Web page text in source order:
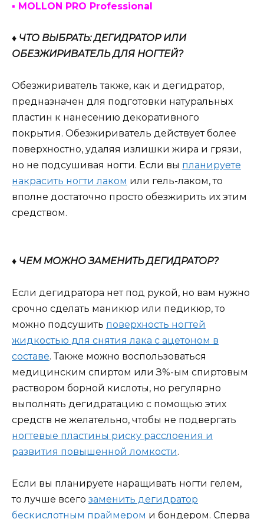
▪ MOLLON PRO Professional
♦ ЧТО ВЫБРАТЬ: ДЕГИДРАТОР ИЛИ
ОБЕЗЖИРИВАТЕЛЬ ДЛЯ НОГТЕЙ?
Обезжириватель также, как и дегидратор,
предназначен для подготовки натуральных
пластин к нанесению декоративного
покрытия. Обезжириватель действует более
поверхностно, удаляя излишки жира и грязи,
но не подсушивая ногти. Если вы планируете
накрасить ногти лаком или гель-лаком, то
вполне достаточно просто обезжирить их этим
средством.
♦ ЧЕМ МОЖНО ЗАМЕНИТЬ ДЕГИДРАТОР?
Если дегидратора нет под рукой, но вам нужно
срочно сделать маникюр или педикюр, то
можно подсушить поверхность ногтей
жидкостью для снятия лака с ацетоном в
составе. Также можно воспользоваться
медицинским спиртом или З%-ым спиртовым
раствором борной кислоты, но регулярно
выполнять дегидратацию с помощью этих
средств не желательно, чтобы не подвергать
ногтевые пластины риску расслоения и
развития повышенной ломкости.
Если вы планируете наращивать ногти гелем,
то лучше всего заменить дегидратор
бескислотным праймером и бондером. Сперва